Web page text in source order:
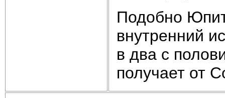
Подобно
внутренний
в два с
получает от